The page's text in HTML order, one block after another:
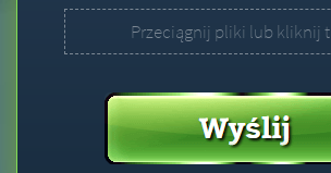
Przeciągnij pliki lub kliknij